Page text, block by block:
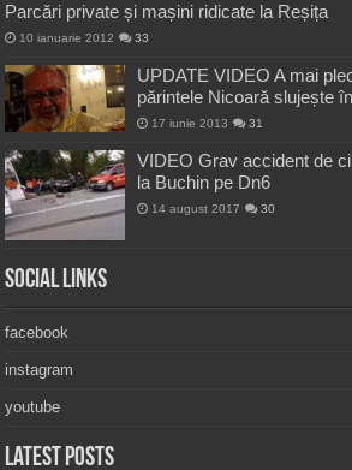
Parcări private și mașini ridicate la Reșița
10 ianuarie 2012 33
UPDATE VIDEO A mai
părintele Nicoară slujește
17 iunie 2013 31
VIDEO Grav accident de
la Buchin pe Dn6
14 august 2017 30
Social Links
facebook
instagram
youtube
Latest Posts